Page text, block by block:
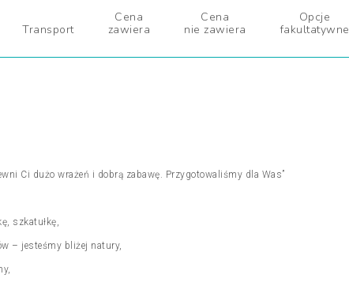
Transport
Cena
zawiera
Cena
nie zawiera
Opcje
fakultatywne
Ci dużo wrażeń i dobrą zabawę. Przygotowaliśmy dla Was”
szkatułkę,
– jesteśmy bliżej natury,